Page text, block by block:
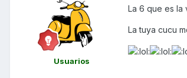
Usuarios
La 6 que es la
La tuya cucu